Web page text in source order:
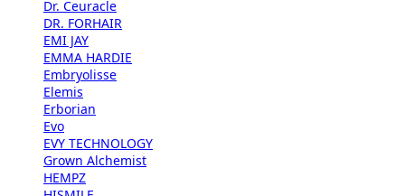
Dr. Ceuracle
DR. FORHAIR
EMI JAY
EMMA HARDIE
Embryolisse
Elemis
Erborian
Evo
EVY TECHNOLOGY
Grown Alchemist
HEMPZ